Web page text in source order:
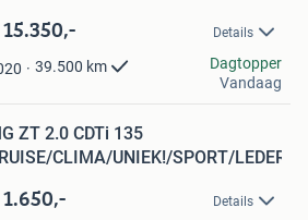
Details
39.500 km
Dagtopper
Vandaag
ZT 2.0 CDTi 135
CLIMA/UNIEK!/SPORT/LEDER
Details